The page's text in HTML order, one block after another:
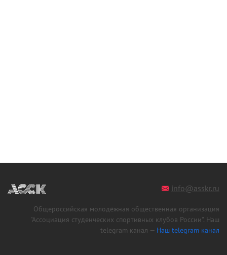
Общероссийская молодёжная общественная организация
"Ассоциация студенческих спортивных клубов России". Наш
telegram канал — Наш telegram канал
info@asskr.ru